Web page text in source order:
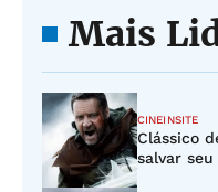
Mais
CINEINSITE
Clássico
salvar